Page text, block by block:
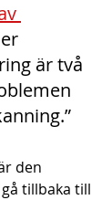
är två
den
tillbaka till